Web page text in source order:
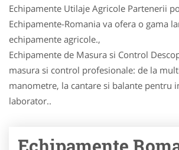
Echipamente Utilaje Agricole Partenerii
Echipamente-Romania va ofera o gama
echipamente agricole.,
Echipamente de Masura si Control
masura si control profesionale: de la
manometre, la cantare si balante pentru
laborator..